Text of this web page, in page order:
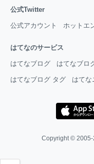
公式Twitter
公式アカウント ホットエ
はてなのサービス
はてなブログ はてなブロ
はてなブログ タグ はてな
Copyright © 2005-